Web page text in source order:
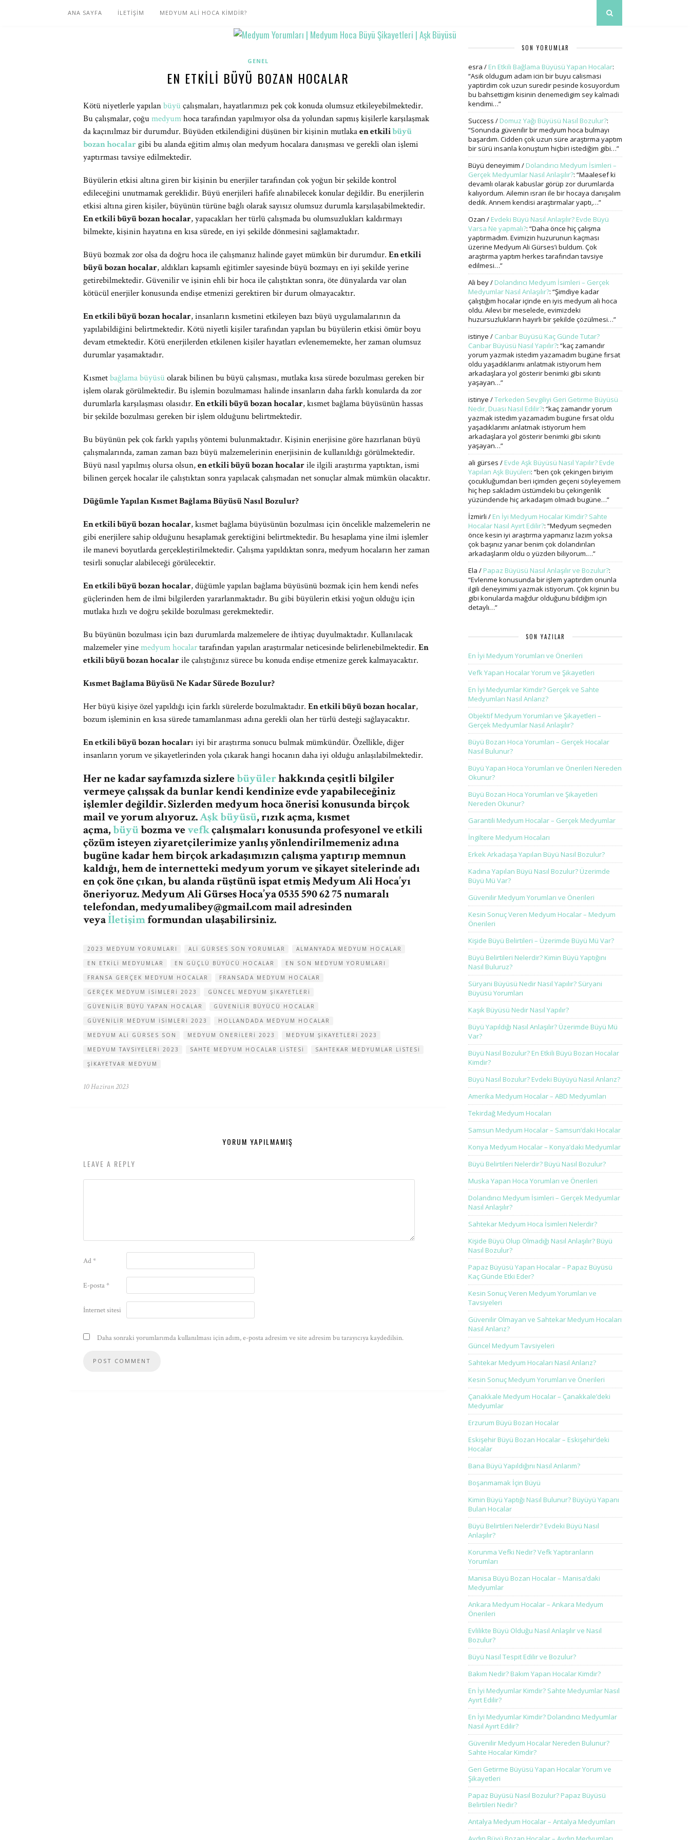
ANA SAYFA İLETİŞİM MEDYUM ALİ HOCA KİMDİR?
GENEL
EN ETKILI BÜYÜ BOZAN HOCALAR
Kötü niyetlerle yapılanbüyü çalışmaları, hayatlarımızı pek çok konuda olumsuz etkileyebilmektedir.
Bu çalışmalar, çoğumedyumhoca tarafından yapılmıyor olsa da yolundan sapmış kişilerle karşılaşmak
da kaçınılmaz bir durumdur. Büyüden etkilendiğini düşünen bir kişinin mutlakaen etkilibüyü
bozan hocalargibi bu alanda eğitim almış olan medyum hocalara danışması ve gerekli olan işlemi
yaptırması tavsiye edilmektedir.
Büyülerin etkisi altına giren bir kişinin bu enerjiler tarafından çok yoğun bir şekilde kontrol
edileceğini unutmamak gereklidir. Büyü enerjileri hafife alınabilecek konular değildir. Bu enerjilerin
etkisi altına giren kişiler, büyünün türüne bağlı olarak sayısız olumsuz durumla karşılaşabilmektedir.
En etkili büyü bozan hocalar, yapacakları her türlü çalışmada bu olumsuzlukları kaldırmayı
bilmekte, kişinin hayatına en kısa sürede, en iyi şekilde dönmesini sağlamaktadır.
Büyü bozmak zor olsa da doğru hoca ile çalışmanız halinde gayet mümkün bir durumdur. En etkili
büyü bozan hocalar, aldıkları kapsamlı eğitimler sayesinde büyü bozmayı en iyi şekilde yerine
getirebilmektedir. Güvenilir ve işinin ehli bir hoca ile çalıştıktan sonra, öte dünyalarda var olan
kötücül enerjiler konusunda endişe etmenizi gerektiren bir durum olmayacaktır.
En etkili büyü bozan hocalar, insanların kısmetini etkileyen bazı büyü uygulamalarının da
yapılabildiğini belirtmektedir. Kötü niyetli kişiler tarafından yapılan bu büyülerin etkisi ömür boyu
devam etmektedir. Kötü enerjilerden etkilenen kişiler hayatları evlenememekte, her zaman olumsuz
durumlar yaşamaktadır.
Kısmetbağlama büyüsü olarak bilinen bu büyü çalışması, mutlaka kısa sürede bozulması gereken bir
işlem olarak görülmektedir. Bu işlemin bozulmaması halinde insanların daha farklı konularda da zor
durumlarla karşılaşması olasıdır. En etkili büyü bozan hocalar, kısmet bağlama büyüsünün hassas
bir şekilde bozulması gereken bir işlem olduğunu belirtmektedir.
Bu büyünün pek çok farklı yapılış yöntemi bulunmaktadır. Kişinin enerjisine göre hazırlanan büyü
çalışmalarında, zaman zaman bazı büyü malzemelerinin enerjisinin de kullanıldığı görülmektedir.
Büyü nasıl yapılmış olursa olsun,en etkili büyü bozan hocalarile ilgili araştırma yaptıktan, ismi
bilinen gerçek hocalar ile çalıştıktan sonra yapılacak çalışmadan net sonuçlar almak mümkün olacaktır.
Düğümle Yapılan Kısmet Bağlama Büyüsü Nasıl Bozulur?
En etkili büyü bozan hocalar, kısmet bağlama büyüsünün bozulması için öncelikle malzemelerin ne
gibi enerjilere sahip olduğunu hesaplamak gerektiğini belirtmektedir. Bu hesaplama yine ilmi işlemler
ile manevi boyutlarda gerçekleştirilmektedir. Çalışma yapıldıktan sonra, medyum hocaların her zaman
tesirli sonuçlar alabileceği görülecektir.
En etkili büyü bozan hocalar, düğümle yapılan bağlama büyüsünü bozmak için hem kendi nefes
güçlerinden hem de ilmi bilgilerden yararlanmaktadır. Bu gibi büyülerin etkisi yoğun olduğu için
mutlaka hızlı ve doğru şekilde bozulması gerekmektedir.
Bu büyünün bozulması için bazı durumlarda malzemelere de ihtiyaç duyulmaktadır. Kullanılacak
malzemeler yinemedyum hocalartarafından yapılan araştırmalar neticesinde belirlenebilmektedir. En
etkili büyü bozan hocalarile çalıştığınız sürece bu konuda endişe etmenize gerek kalmayacaktır.
Kısmet Bağlama Büyüsü Ne Kadar Sürede Bozulur?
Her büyü kişiye özel yapıldığı için farklı sürelerde bozulmaktadır. En etkili büyü bozan hocalar,
bozum işleminin en kısa sürede tamamlanması adına gerekli olan her türlü desteği sağlayacaktır.
En etkili büyü bozan hocaları iyi bir araştırma sonucu bulmak mümkündür. Özellikle, diğer
insanların yorum ve şikayetlerinden yola çıkarak hangi hocanın daha iyi olduğu anlaşılabilmektedir.
Her ne kadar sayfamızda sizlerebüyülerhakkında çeşitli bilgiler
vermeye çalışsak da bunlar kendi kendinize evde yapabileceğiniz
işlemler değildir. Sizlerden medyum hoca önerisi konusunda birçok
mail ve yorum alıyoruz.Aşk büyüsü, rızık açma, kısmet
açma,büyübozma vevefkçalışmaları konusunda profesyonel ve etkili
çözüm isteyen ziyaretçilerimize yanlış yönlendirilmemeniz adına
bugüne kadar hem birçok arkadaşımızın çalışma yaptırıp memnun
kaldığı, hem de internetteki medyum yorum ve şikayet sitelerinde adı
en çok öne çıkan, bu alanda rüştünü ispat etmiş Medyum Ali Hoca’yı
öneriyoruz. Medyum Ali Gürses Hoca’ya 0535 590 62 75 numaralı
telefondan,medyumalibey@gmail.commail adresinden
veyaİletişimformundan ulaşabilirsiniz.
2023 MEDYUM YORUMLARI ALI GÜRSES SON YORUMLAR
ALMANYADA MEDYUM HOCALAR
EN ETKILI MEDYUMLAR
EN GÜÇLÜ BÜYÜCÜ HOCALAR
EN SON MEDYUM YORUMLARI
FRANSA GERÇEK MEDYUM HOCALAR
FRANSADA MEDYUM HOCALAR
GERÇEK MEDYUM ISIMLERI 2023
GÜNCEL MEDYUM ŞIKAYETLERI
GÜVENILIR BÜYÜ YAPAN HOCALAR
GÜVENILIR BÜYÜCÜ HOCALAR
GÜVENILIR MEDYUM ISIMLERI 2023
HOLLANDADA MEDYUM HOCALAR
MEDYUM ALI GÜRSES SON
MEDYUM ÖNERILERI 2023
MEDYUM ŞIKAYETLERI 2023
MEDYUM TAVSIYELERI 2023
SAHTE MEDYUM HOCALAR LISTESI
SAHTEKAR MEDYUMLAR LISTESI
ŞIKAYETVAR MEDYUM
10 Haziran 2023
YORUM YAPILMAMIŞ
LEAVE A REPLY
Ad*
E-posta*
İnternet sitesi
Daha sonraki yorumlarımda kullanılması için adım, e-posta adresim ve site adresim bu tarayıcıya kaydedilsin.
SON YORUMLAR
esra / En Etkili Bağlama Büyüsü Yapan Hocalar:
“Asik oldugum adam icin bir buyu calismasi
yaptirdim cok uzun suredir pesinde kosuyordum
bu bahsettigim kisinin denemedigim sey kalmadi
kendimi…”
Success / Domuz Yağı Büyüsü Nasıl Bozulur?:
“Sonunda güvenilir bir medyum hoca bulmayı
başardım. Cidden çok uzun süre araştırma yaptım
bir sürü insanla konuştum hiçbiri istediğim gibi…”
Büyü deneyimim / Dolandırıcı Medyum İsimleri –
Gerçek Medyumlar Nasıl Anlaşılır?: “Maalesef ki
devamlı olarak kabuslar görüp zor durumlarda
kalıyordum. Ailemin ısrarı ile bir hocaya danışalım
dedik. Annem kendisi araştırmalar yaptı,…”
Ozan / Evdeki Büyü Nasıl Anlaşılır? Evde Büyü
Varsa Ne yapmalı?: “Daha önce hiç çalışma
yaptırmadım. Evimizin huzurunun kaçması
üzerine Medyum Ali Gürses’i buldum. Çok
araştırma yaptım herkes tarafından tavsiye
edilmesi…”
Ali bey/ Dolandırıcı Medyum İsimleri – Gerçek
Medyumlar Nasıl Anlaşılır?: “Şimdiye kadar
çalıştığım hocalar içinde en iyis medyum ali hoca
oldu. Ailevi bir meselede, evimizdeki
huzursuzlukların hayırlı bir şekilde çözülmesi…”
istinye / Canbar Büyüsü Kaç Günde Tutar?
Canbar Büyüsü Nasıl Yapılır?: “kaç zamandır
yorum yazmak istedim yazamadım bugüne fırsat
oldu yaşadıklarımı anlatmak istiyorum hem
arkadaşlara yol gösterir benimki gibi sıkıntı
yaşayan…”
istinye /Terkeden Sevgiliyi Geri Getirme Büyüsü
Nedir, Duası Nasıl Edilir?: “kaç zamandır yorum
yazmak istedim yazamadım bugüne fırsat oldu
yaşadıklarımı anlatmak istiyorum hem
arkadaşlara yol gösterir benimki gibi sıkıntı
yaşayan…”
ali gürses / Evde Aşk Büyüsü Nasıl Yapılır? Evde
Yapılan Aşk Büyüleri: “ben çok çekingen biriyim
çocukluğumdan beri içimden geçeni söyleyemem
hiç hep sakladım üstümdeki bu çekingenlik
yüzündende hiç arkadaşım olmadı bugüne…”
İzmirli / En İyi Medyum Hocalar Kimdir? Sahte
Hocalar Nasıl Ayırt Edilir?: “Medyum seçmeden
önce kesin iyi araştırma yapmanız lazım yoksa
çok başınız yanar benim çok dolandırılan
arkadaşlarım oldu o yüzden biliyorum.…”
Ela / Papaz Büyüsü Nasıl Anlaşılır ve Bozulur?:
“Evlenme konusunda bir işlem yaptırdım onunla
ilgili deneyimimi yazmak istiyorum. Çok kişinin bu
gibi konularda mağdur olduğunu bildiğim için
detaylı…”
SON YAZILAR
En İyi Medyum Yorumları ve Önerileri
Vefk Yapan Hocalar Yorum ve Şikayetleri
En İyi Medyumlar Kimdir? Gerçek ve Sahte
Medyumları Nasıl Anlarız?
Objektif Medyum Yorumları ve Şikayetleri –
Gerçek Medyumlar Nasıl Anlaşılır?
Büyü Bozan Hoca Yorumları – Gerçek Hocalar
Nasıl Bulunur?
Büyü Yapan Hoca Yorumları ve Önerileri Nereden
Okunur?
Büyü Bozan Hoca Yorumları ve Şikayetleri
Nereden Okunur?
Garantili Medyum Hocalar – Gerçek Medyumlar
İngiltere Medyum Hocaları
Erkek Arkadaşa Yapılan Büyü Nasıl Bozulur?
Kadına Yapılan Büyü Nasıl Bozulur? Üzerimde
Büyü Mü Var?
Güvenilir Medyum Yorumları ve Önerileri
Kesin Sonuç Veren Medyum Hocalar – Medyum
Önerileri
Kişide Büyü Belirtileri – Üzerimde Büyü Mü Var?
Büyü Belirtileri Nelerdir? Kimin Büyü Yaptığını
Nasıl Buluruz?
Süryani Büyüsü Nedir Nasıl Yapılır? Süryani
Büyüsü Yorumları
Kaşık Büyüsü Nedir Nasıl Yapılır?
Büyü Yapıldığı Nasıl Anlaşılır? Üzerimde Büyü Mü
Var?
Büyü Nasıl Bozulur? En Etkili Büyü Bozan Hocalar
Kimdir?
Büyü Nasıl Bozulur? Evdeki Büyüyü Nasıl Anlarız?
Amerika Medyum Hocalar – ABD Medyumları
Tekirdağ Medyum Hocaları
Samsun Medyum Hocalar – Samsun’daki Hocalar
Konya Medyum Hocalar – Konya’daki Medyumlar
Büyü Belirtileri Nelerdir? Büyü Nasıl Bozulur?
Muska Yapan Hoca Yorumları ve Önerileri
Dolandırıcı Medyum İsimleri – Gerçek Medyumlar
Nasıl Anlaşılır?
Sahtekar Medyum Hoca İsimleri Nelerdir?
Kişide Büyü Olup Olmadığı Nasıl Anlaşılır? Büyü
Nasıl Bozulur?
Papaz Büyüsü Yapan Hocalar – Papaz Büyüsü
Kaç Günde Etki Eder?
Kesin Sonuç Veren Medyum Yorumları ve
Tavsiyeleri
Güvenilir Olmayan ve Sahtekar Medyum Hocaları
Nasıl Anlarız?
Güncel Medyum Tavsiyeleri
Sahtekar Medyum Hocaları Nasıl Anlarız?
Kesin Sonuç Medyum Yorumları ve Önerileri
Çanakkale Medyum Hocalar – Çanakkale’deki
Medyumlar
Erzurum Büyü Bozan Hocalar
Eskişehir Büyü Bozan Hocalar – Eskişehir’deki
Hocalar
Bana Büyü Yapıldığını Nasıl Anlarım?
Boşanmamak İçin Büyü
Kimin Büyü Yaptığı Nasıl Bulunur? Büyüyü Yapanı
Bulan Hocalar
Büyü Belirtileri Nelerdir? Evdeki Büyü Nasıl
Anlaşılır?
Korunma Vefki Nedir? Vefk Yaptıranların
Yorumları
Manisa Büyü Bozan Hocalar – Manisa’daki
Medyumlar
Ankara Medyum Hocalar – Ankara Medyum
Önerileri
Evlilikte Büyü Olduğu Nasıl Anlaşılır ve Nasıl
Bozulur?
Büyü Nasıl Tespit Edilir ve Bozulur?
Bakım Nedir? Bakım Yapan Hocalar Kimdir?
En İyi Medyumlar Kimdir? Sahte Medyumlar Nasıl
Ayırt Edilir?
En İyi Medyumlar Kimdir? Dolandırıcı Medyumlar
Nasıl Ayırt Edilir?
Güvenilir Medyum Hocalar Nereden Bulunur?
Sahte Hocalar Kimdir?
Geri Getirme Büyüsü Yapan Hocalar Yorum ve
Şikayetleri
Papaz Büyüsü Nasıl Bozulur? Papaz Büyüsü
Belirtileri Nedir?
Antalya Medyum Hocalar – Antalya Medyumları